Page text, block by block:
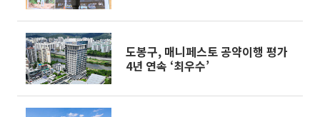
도봉구, 매니페스토 공약이행 평가
4년 연속 ‘최우수’